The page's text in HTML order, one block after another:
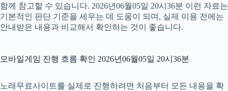
함께 참고할 수 있습니다. 2026년06월05일 20시36분 이런 자료는
기본적인 판단 기준을 세우는 데 도움이 되며, 실제 이용 전에는
안내받은 내용과 비교해서 확인하는 것이 좋습니다.
모바일게임 진행 흐름 확인 2026년06월05일 20시36분
노래무료사이트를 실제로 진행하려면 처음부터 모든 내용을 확